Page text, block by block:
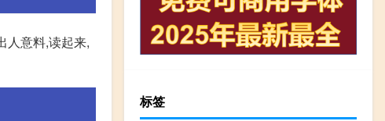
人意料,读起来,
标签